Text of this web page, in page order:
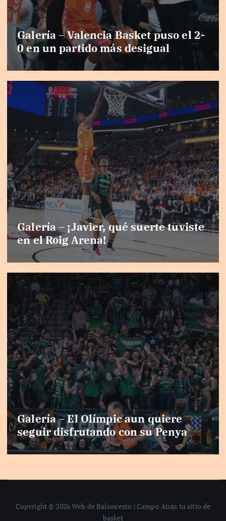
Galería – Valencia Basket puso el 2-
0 en un partido más desigual
Galería – ¡Javier, qué suerte tuviste
en el Roig Arena!
Galería – El Olímpic aun quiere
seguir disfrutando con su Penya
Copyright © 2026 Web de Baloncesto | Campo Atrás tu sitio de
basket